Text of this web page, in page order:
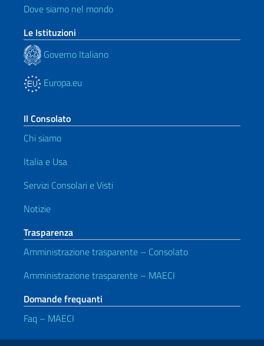
Dove siamo nel mondo
Le Istituzioni
Governo Italiano
Europa.eu
Il Consolato
Chi siamo
Italia e Usa
Servizi Consolari e Visti
Notizie
Trasparenza
Amministrazione trasparente – Consolato
Amministrazione trasparente – MAECI
Domande frequanti
Faq – MAECI